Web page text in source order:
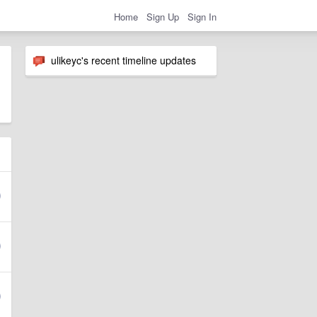
Home Sign Up Sign In
ulikeyc's recent timeline updates